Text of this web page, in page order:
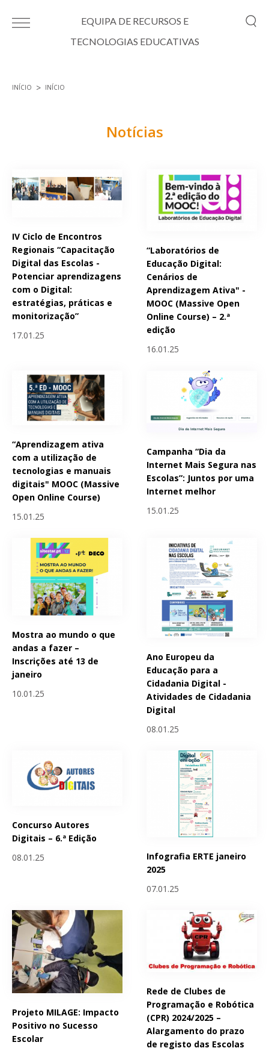
EQUIPA DE RECURSOS E
TECNOLOGIAS EDUCATIVAS
INÍCIO INÍCIO
Notícias
IV Ciclo de Encontros
Regionais “Capacitação
Digital das Escolas -
Potenciar aprendizagens
com o Digital:
estratégias, práticas e
monitorização”
17.01.25
“Laboratórios de
Educação Digital:
Cenários de
Aprendizagem Ativa" -
MOOC (Massive Open
Online Course) – 2.ª
edição
16.01.25
“Aprendizagem ativa
com a utilização de
tecnologias e manuais
digitais" MOOC (Massive
Open Online Course)
15.01.25
Campanha “Dia da
Internet Mais Segura nas
Escolas”: Juntos por uma
Internet melhor
15.01.25
Mostra ao mundo o que
andas a fazer –
Inscrições até 13 de
janeiro
10.01.25
Ano Europeu da
Educação para a
Cidadania Digital -
Atividades de Cidadania
Digital
08.01.25
Concurso Autores
Digitais – 6.ª Edição
08.01.25
Infografia ERTE janeiro
2025
07.01.25
Projeto MILAGE: Impacto
Positivo no Sucesso
Escolar
Rede de Clubes de
Programação e Robótica
(CPR) 2024/2025 –
Alargamento do prazo
de registo das Escolas
Páginas